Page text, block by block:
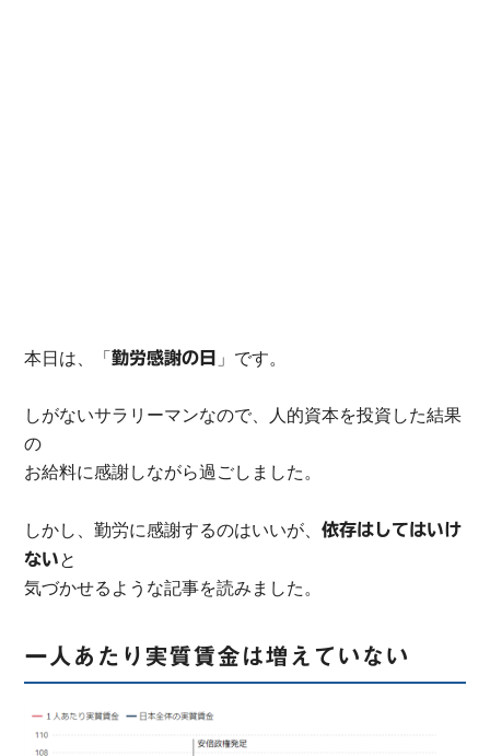
本日は、「勤労感謝の日 」です。
しがないサラリーマンなので、人的資本を投資した結果
の
お給料に感謝しながら過ごしました。
しかし、勤労に感謝するのはいいが、依存はしてはいけ
ないと
気づかせるような記事を読みました。
一人あたり実質賃金は増えていない